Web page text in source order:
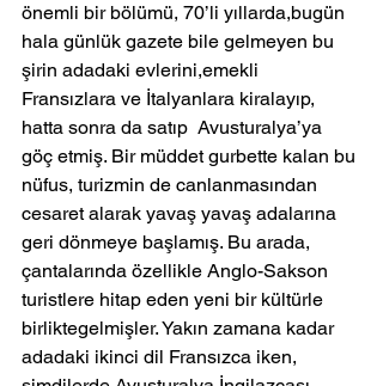
önemli bir bölümü, 70’li yıllarda,bugün
hala günlük gazete bile gelmeyen bu
şirin adadaki evlerini,emekli
Fransızlara ve İtalyanlara kiralayıp,
hatta sonra da satıp  Avusturalya’ya
göç etmiş. Bir müddet gurbette kalan bu
nüfus, turizmin de canlanmasından
cesaret alarak yavaş yavaş adalarına
geri dönmeye başlamış. Bu arada,
çantalarında özellikle Anglo-Sakson
turistlere hitap eden yeni bir kültürle
birliktegelmişler. Yakın zamana kadar
adadaki ikinci dil Fransızca iken,